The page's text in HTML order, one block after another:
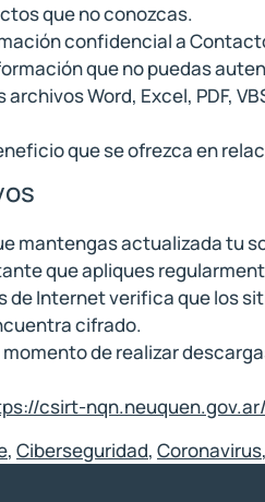
que no conozcas.
confidencial a
que no puedas
Word, Excel, PDF,
que se ofrezca en
mantengas actualizada tu
que apliques
de Internet verifica que los
cifrado.
de realizar
csirt-nqn.neuquen.gov.ar/
, Ciberseguridad, Coronavirus,